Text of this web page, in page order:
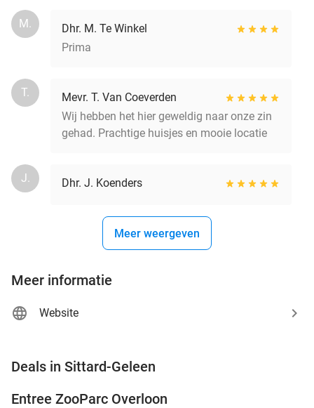
M.
Dhr. M. Te Winkel
Prima
T.
Mevr. T. Van Coeverden
Wij hebben het hier geweldig naar onze zin
gehad. Prachtige huisjes en mooie locatie
J. Dhr. J. Koenders
Meer weergeven
Meer informatie
Website
Deals in Sittard-Geleen
Entree ZooParc Overloon